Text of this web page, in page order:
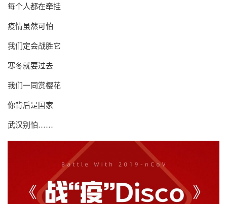
每个人都在牵挂
疫情虽然可怕
我们定会战胜它
寒冬就要过去
我们一同赏樱花
你背后是国家
武汉别怕……